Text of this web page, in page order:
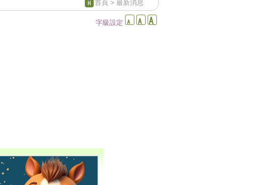
首頁 > 最新消息
字級設定